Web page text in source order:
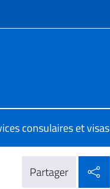
consulaires et visas
Partager